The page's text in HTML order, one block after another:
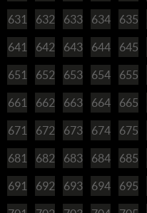
631 632 633 634 635
641 642 643 644 645
651 652 653 654 655
661 662 663 664 665
671 672 673 674 675
681 682 683 684 685
691 692 693 694 695